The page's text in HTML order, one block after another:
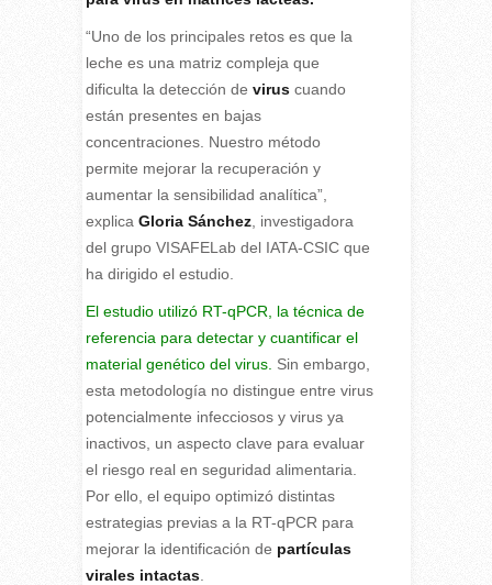
“Uno de los principales retos es que la
leche es una matriz compleja que
dificulta la detección de viruscuando
están presentes en bajas
concentraciones. Nuestro método
permite mejorar la recuperación y
aumentar la sensibilidad analítica”,
explica Gloria Sánchez, investigadora
del grupo VISAFELab del IATA-CSIC que
ha dirigido el estudio.
El estudio utilizó RT-qPCR, la técnica de
referencia para detectar y cuantificar el
material genético del virus. Sin embargo,
esta metodología no distingue entre virus
potencialmente infecciosos y virus ya
inactivos, un aspecto clave para evaluar
el riesgo real en seguridad alimentaria.
Por ello, el equipo optimizó distintas
estrategias previas a la RT-qPCR para
mejorar la identificación de partículas
virales intactas.